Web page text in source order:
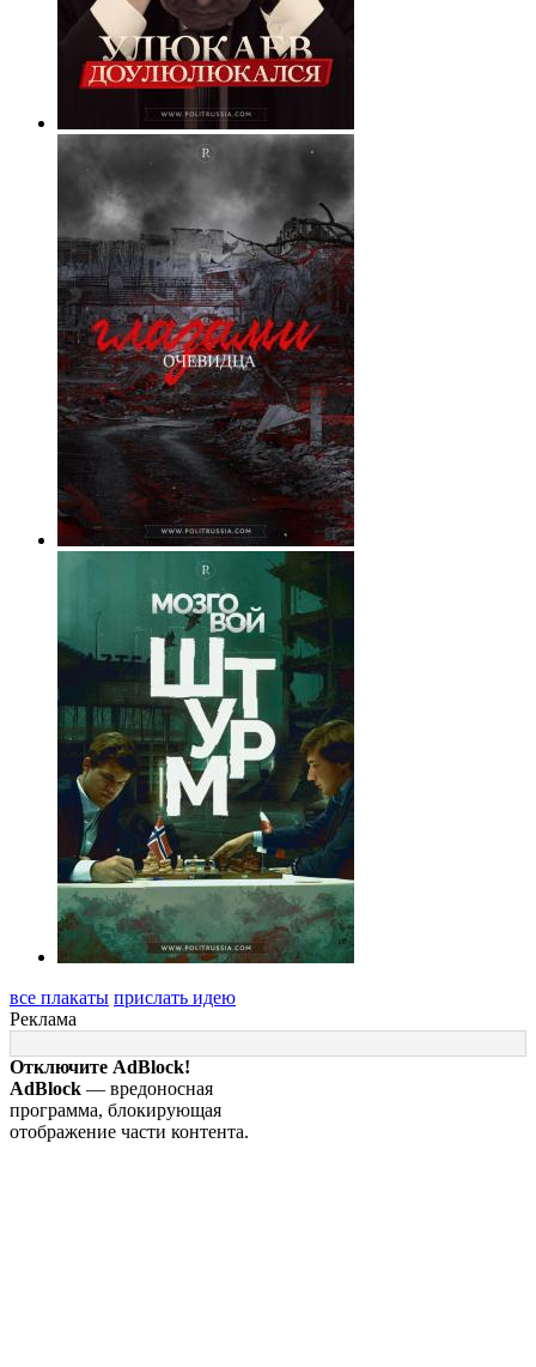
все плакаты прислать идею
Реклама
Отключите AdBlock!
AdBlock — вредоносная
программа, блокирующая
отображение части контента.